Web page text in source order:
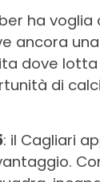
ha
ancora
dove
di
: il Cagliari